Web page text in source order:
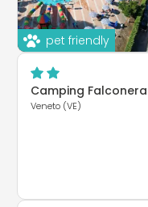
pet friendly
Camping Falconera
Veneto (VE)